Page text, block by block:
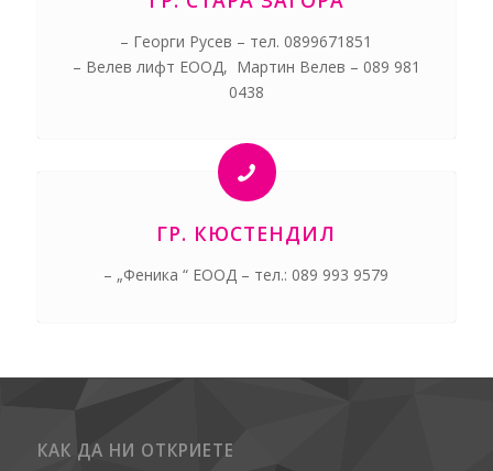
– Георги Русев – тел. 0899671851
– Велев лифт ЕООД, Мартин Велев – 089 981
0438
ГР. КЮСТЕНДИЛ
– „Феника “ ЕООД – тел.: 089 993 9579
КАК ДА НИ ОТКРИЕТЕ